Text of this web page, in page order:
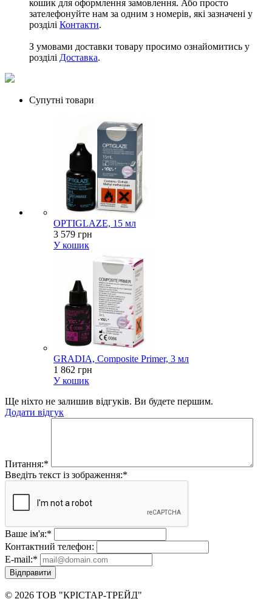
кошик для оформлення замовлення. Або просто
зателефонуйте нам за одним з номерів, які зазначені у
розділі Контакти.
З умовами доставки товару просимо ознайомитись у
розділі Доставка.
Супутні товари
OPTIGLAZE, 15 мл
3 579 грн
У кошик
GRADIA, Composite Primer, 3 мл
1 862 грн
У кошик
Ще ніхто не залишив відгуків. Ви будете першим.
Додати відгук
Питання:*
Введіть текст із зображення:*
Ваше ім'я:*
Контактний телефон:
E-mail:*
Відправити
© 2026 ТОВ "КРІСТАР-ТРЕЙД"